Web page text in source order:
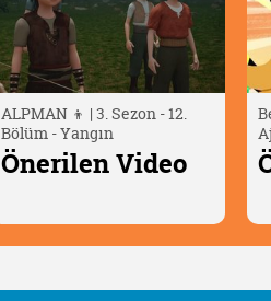
Berry Bees: Yeni Nesil
Ajanlar | 27. Bölüm
Önerilen Video